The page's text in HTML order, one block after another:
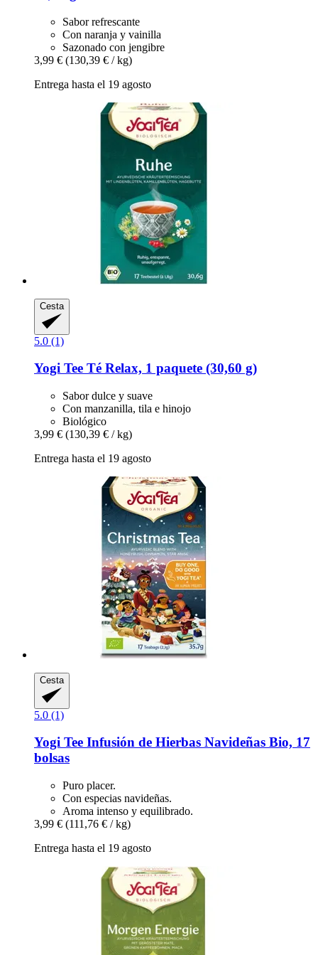
Sabor refrescante
Con naranja y vainilla
Sazonado con jengibre
3,99 € (130,39 € / kg)
Entrega hasta el 19 agosto
Cesta
5.0 (1)
Yogi Tee Té Relax, 1 paquete (30,60 g)
Sabor dulce y suave
Con manzanilla, tila e hinojo
Biológico
3,99 € (130,39 € / kg)
Entrega hasta el 19 agosto
Cesta
5.0 (1)
Yogi Tee Infusión de Hierbas Navideñas Bio, 17
bolsas
Puro placer.
Con especias navideñas.
Aroma intenso y equilibrado.
3,99 € (111,76 € / kg)
Entrega hasta el 19 agosto